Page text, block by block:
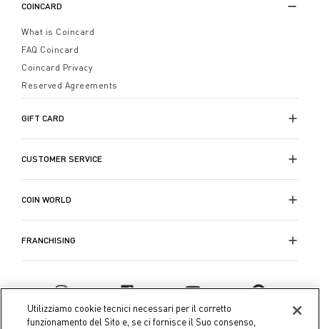
COINCARD
What is Coincard
FAQ Coincard
Coincard Privacy
Reserved Agreements
GIFT CARD
CUSTOMER SERVICE
COIN WORLD
FRANCHISING
Utilizziamo cookie tecnici necessari per il corretto
funzionamento del Sito e, se ci fornisce il Suo consenso,